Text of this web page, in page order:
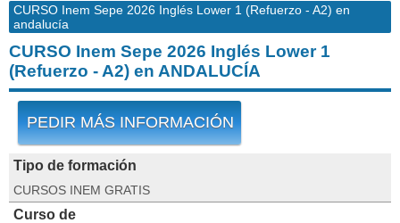
CURSO Inem Sepe 2026 Inglés Lower 1 (Refuerzo - A2) en
andalucía
CURSO Inem Sepe 2026 Inglés Lower 1
(Refuerzo - A2) en ANDALUCÍA
PEDIR MÁS INFORMACIÓN
Tipo de formación
CURSOS INEM GRATIS
Curso de